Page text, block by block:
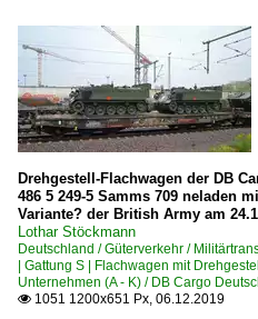
Drehgestell-Flachwagen der DB
486 5 249-5 Samms 709 neladen
Variante? der British Army am
Lothar Stöckmann
Deutschland / Güterverkehr /
| Gattung S | Flachwagen mit
Unternehmen (A - K) / DB Cargo
 1051 1200x651 Px, 06.12.2019